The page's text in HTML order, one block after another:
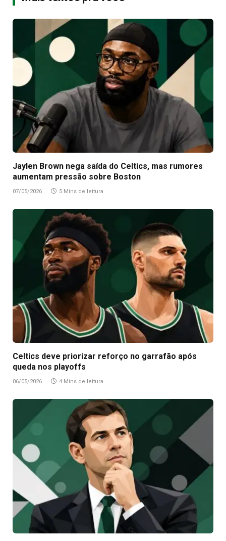
Jaylen Brown nega saída do Celtics, mas rumores
aumentam pressão sobre Boston
07/05/2026 5 Mins de leitura
Celtics deve priorizar reforço no garrafão após
queda nos playoffs
06/05/2026 4 Mins de leitura